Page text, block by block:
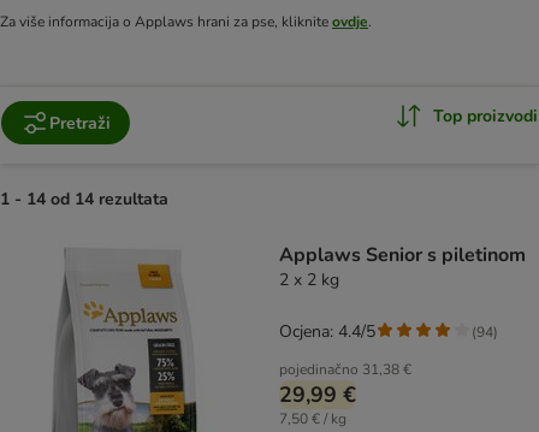
Za više informacija o Applaws hrani za pse, klikniteovdje.
Pretraži Top proizvodi
1 - 14 od 14 rezultata
Applaws Senior s piletinom
2 x 2 kg
pojedinačno 31,38 €
29,99 €
7,50 € / kg
Ocjena: 4.4/5 (94)